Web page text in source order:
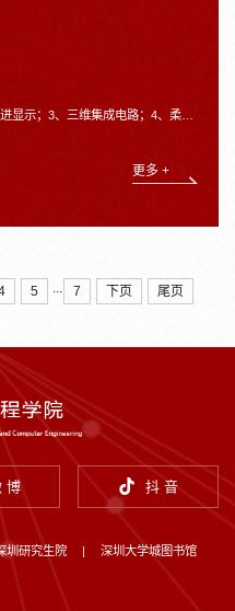
示；3、三维集成电路；4、柔性电子。
更多 +
5 7 下页 尾页
博 抖 音
圳研究生院 深圳大学城图书馆